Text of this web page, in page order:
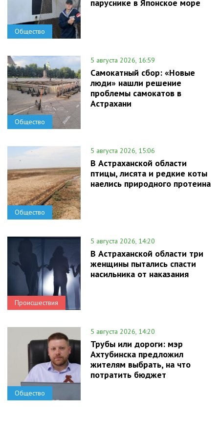
Общество
паруснике в Японское море
Общество
5 августа 2026, 16:59
Самокатный сбор: «Новые
люди» нашли решение
проблемы самокатов в
Астрахани
Общество
5 августа 2026, 15:06
В Астраханской области
птицы, лисята и редкие коты
наелись природного протеина
Происшествия
5 августа 2026, 14:20
В Астраханской области три
женщины пытались спасти
насильника от наказания
Общество
5 августа 2026, 14:20
Трубы или дороги: мэр
Ахтубинска предложил
жителям выбрать, на что
потратить бюджет